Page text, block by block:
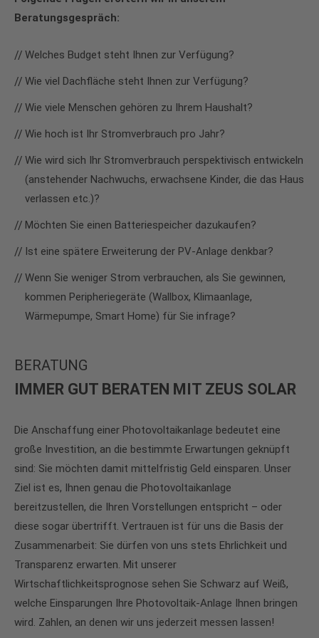
BERATUNG
IMMER GUT BERATEN MIT ZEUS SOLAR
Die Anschaffung einer Photovoltaikanlage bedeutet eine
große Investition, an die bestimmte Erwartungen geknüpft
sind: Sie möchten damit mittelfristig Geld einsparen. Unser
Ziel ist es, Ihnen genau die Photovoltaikanlage
bereitzustellen, die Ihren Vorstellungen entspricht – oder
diese sogar übertrifft. Vertrauen ist für uns die Basis der
Zusammenarbeit: Sie dürfen von uns stets Ehrlichkeit und
Transparenz erwarten. Mit unserer
Wirtschaftlichkeitsprognose sehen Sie Schwarz auf Weiß,
welche Einsparungen Ihre Photovoltaik-Anlage Ihnen bringen
wird. Zahlen, an denen wir uns jederzeit messen lassen!
Beratungsgespräch:
Welches Budget steht Ihnen zur Verfügung?
Wie viel Dachfläche steht Ihnen zur Verfügung?
Wie viele Menschen gehören zu Ihrem Haushalt?
Wie hoch ist Ihr Stromverbrauch pro Jahr?
Wie wird sich Ihr Stromverbrauch perspektivisch entwickeln
(anstehender Nachwuchs, erwachsene Kinder, die das Haus
verlassen etc.)?
Möchten Sie einen Batteriespeicher dazukaufen?
Ist eine spätere Erweiterung der PV-Anlage denkbar?
Wenn Sie weniger Strom verbrauchen, als Sie gewinnen,
kommen Peripheriegeräte (Wallbox, Klimaanlage,
Wärmepumpe, Smart Home) für Sie infrage?